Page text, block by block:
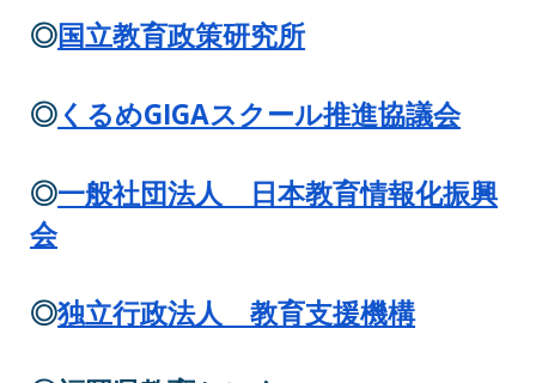
◎国立教育政策研究所
◎くるめGIGAスクール推進協議会
◎一般社団法人 日本教育情報化振興
会
◎独立行政法人 教育支援機構